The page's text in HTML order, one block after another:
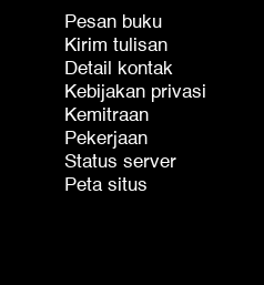
Pesan buku
Kirim tulisan
Detail kontak
Kebijakan privasi
Kemitraan
Pekerjaan
Status server
Peta situs